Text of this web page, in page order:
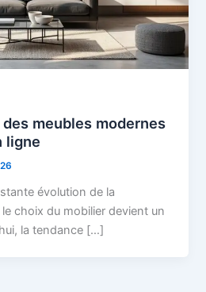
meubles modernes
ligne
évolution de la
choix du mobilier devient un
la tendance […]